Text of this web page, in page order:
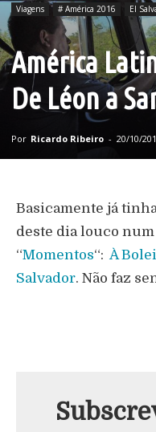
Viagens # América 2016 El
América
De Léon a
Por Ricardo Ribeiro - 20/10/
Basicamente já
deste dia louco
“Momentos“: À
Salvador. Não faz